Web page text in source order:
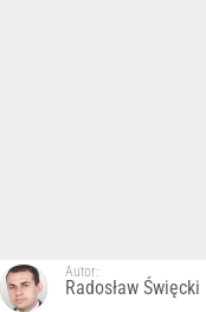
Autor:
Radosław Święcki